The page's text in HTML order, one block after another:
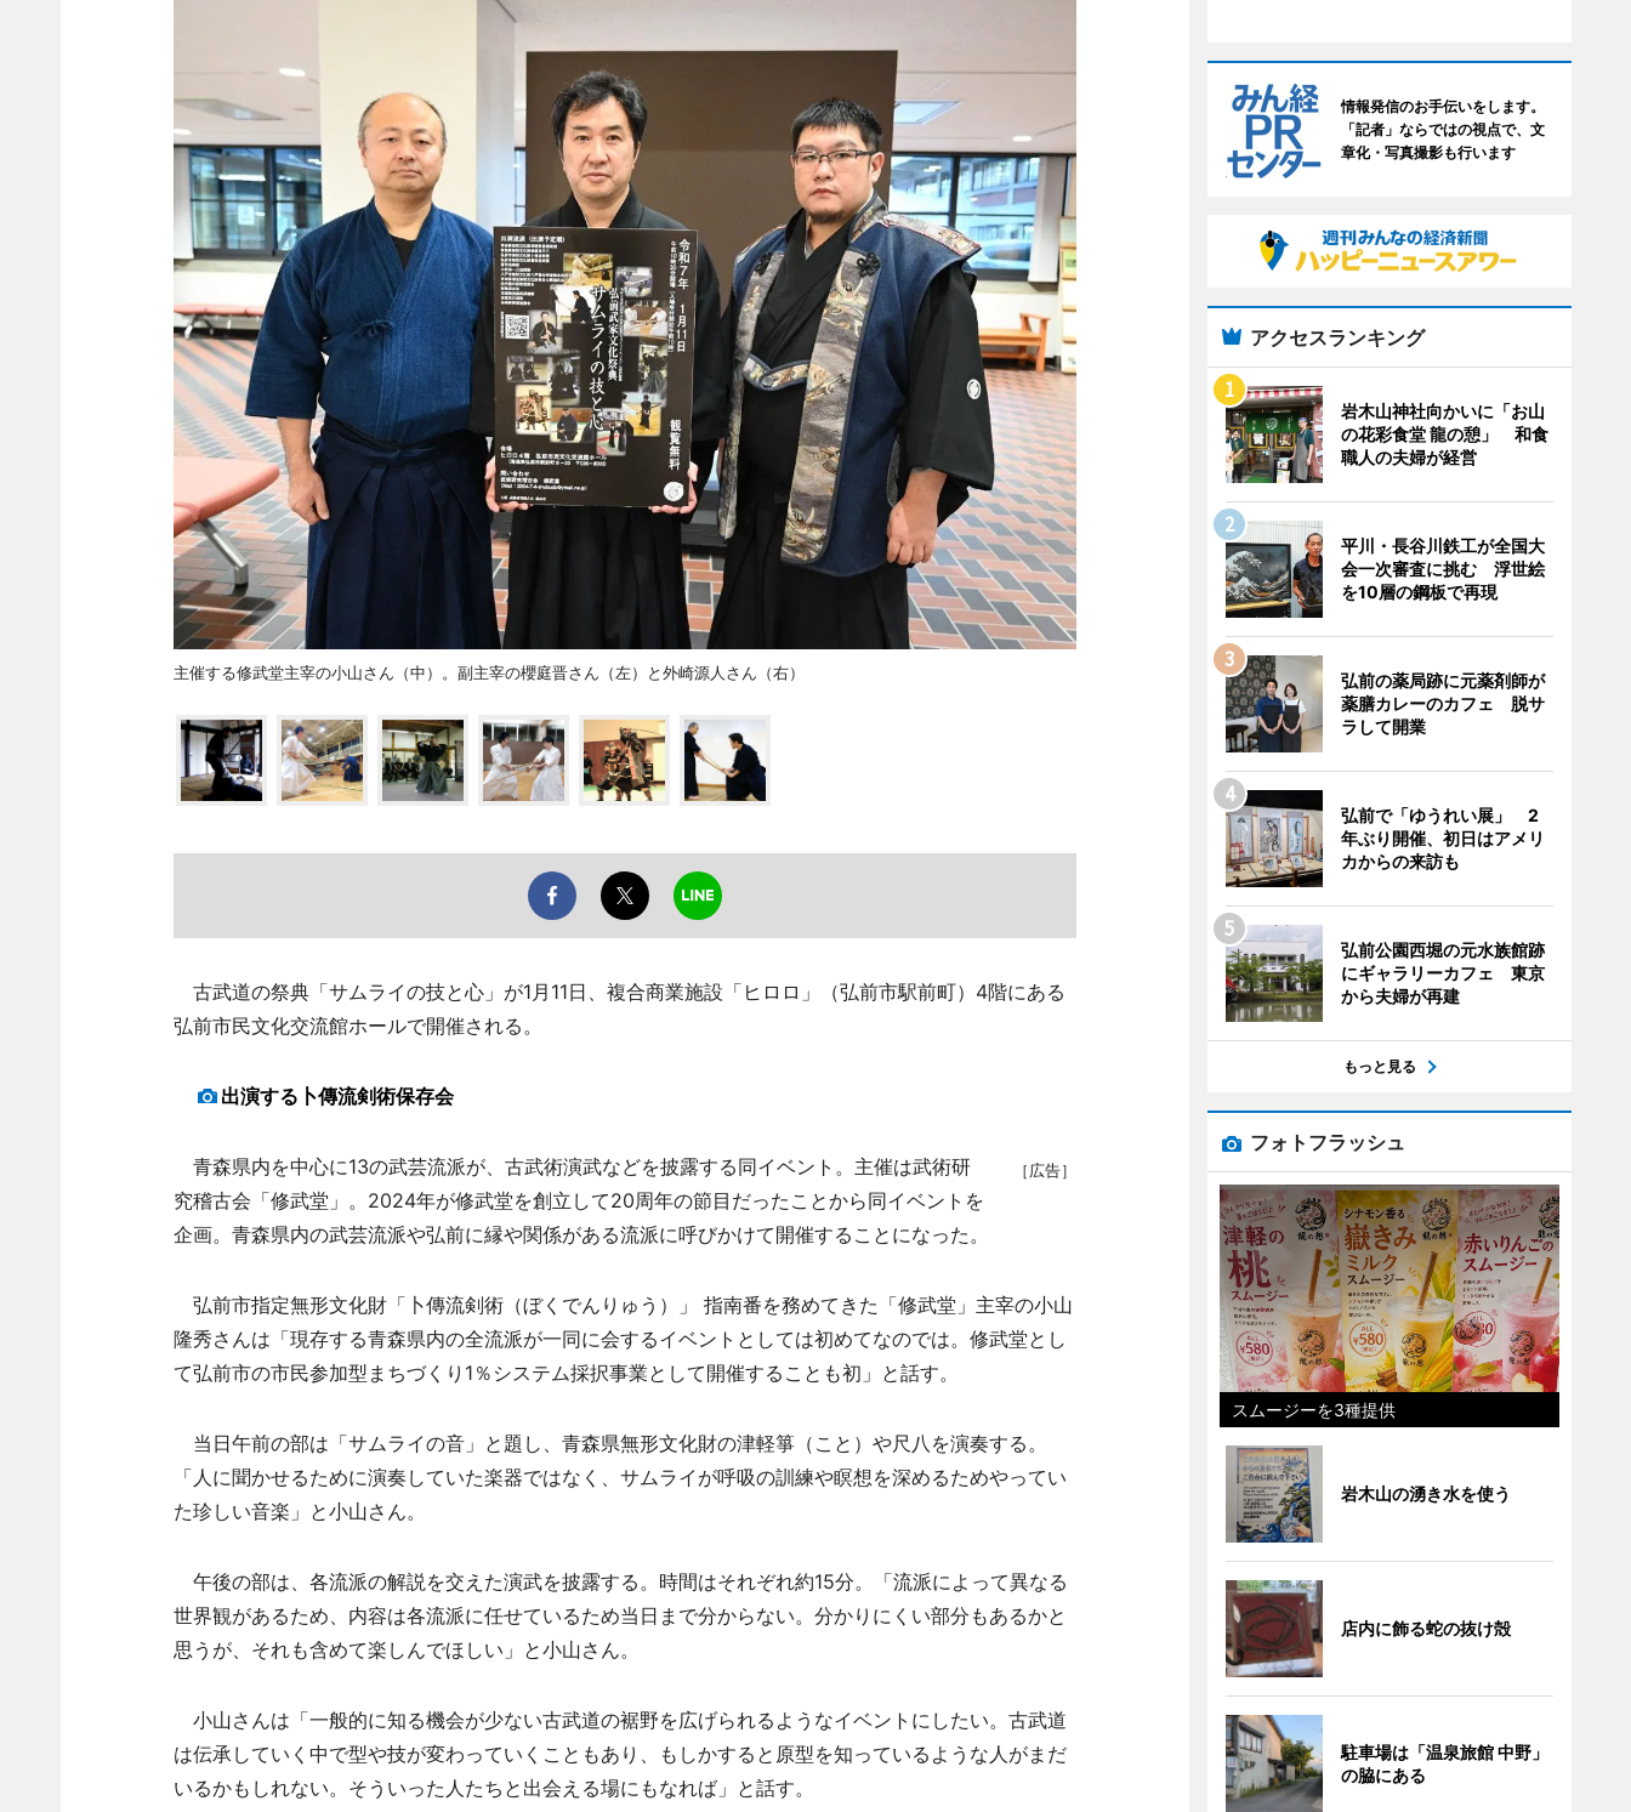
主催する修武堂主宰の小山さん（中）。副主宰の櫻庭晋さん（左）と外崎源人さん（右）
古武道の祭典「サムライの技と心」が1月11日、複合商業施設「ヒロロ」（弘前市駅前町）4階にある
弘前市民文化交流館ホールで開催される。
出演する卜傳流剣術保存会
［広告］
青森県内を中心に13の武芸流派が、古武術演武などを披露する同イベント。主催は武術研
究稽古会「修武堂」。2024年が修武堂を創立して20周年の節目だったことから同イベントを
企画。青森県内の武芸流派や弘前に縁や関係がある流派に呼びかけて開催することになった。
弘前市指定無形文化財「卜傳流剣術（ぼくでんりゅう）」 指南番を務めてきた「修武堂」主宰の小山
隆秀さんは「現存する青森県内の全流派が一同に会するイベントとしては初めてなのでは。修武堂とし
て弘前市の市民参加型まちづくり1％システム採択事業として開催することも初」と話す。
当日午前の部は「サムライの音」と題し、青森県無形文化財の津軽箏（こと）や尺八を演奏する。
「人に聞かせるために演奏していた楽器ではなく、サムライが呼吸の訓練や瞑想を深めるためやってい
た珍しい音楽」と小山さん。
午後の部は、各流派の解説を交えた演武を披露する。時間はそれぞれ約15分。「流派によって異なる
世界観があるため、内容は各流派に任せているため当日まで分からない。分かりにくい部分もあるかと
思うが、それも含めて楽しんでほしい」と小山さん。
小山さんは「一般的に知る機会が少ない古武道の裾野を広げられるようなイベントにしたい。古武道
は伝承していく中で型や技が変わっていくこともあり、もしかすると原型を知っているような人がまだ
いるかもしれない。そういった人たちと出会える場にもなれば」と話す。
情報発信のお手伝いをします。
「記者」ならではの視点で、文
章化・写真撮影も行います
アクセスランキング
岩木山神社向かいに「お山
の花彩食堂 龍の憩」 和食
職人の夫婦が経営
平川・長谷川鉄工が全国大
会一次審査に挑む 浮世絵
を10層の鋼板で再現
弘前の薬局跡に元薬剤師が
薬膳カレーのカフェ 脱サ
ラして開業
弘前で「ゆうれい展」 2
年ぶり開催、初日はアメリ
カからの来訪も
弘前公園西堀の元水族館跡
にギャラリーカフェ 東京
から夫婦が再建
もっと見る
フォトフラッシュ
スムージーを3種提供
岩木山の湧き水を使う
店内に飾る蛇の抜け殻
駐車場は「温泉旅館 中野」
の脇にある